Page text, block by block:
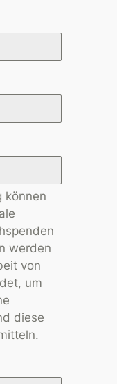
können
werden
von
um
diese